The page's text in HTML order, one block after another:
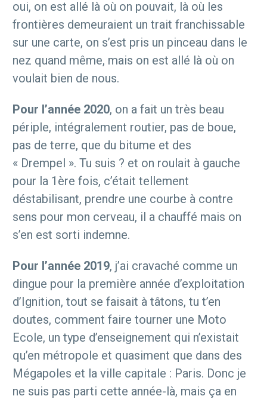
oui, on est allé là où on pouvait, là où les
frontières demeuraient un trait franchissable
sur une carte, on s’est pris un pinceau dans le
nez quand même, mais on est allé là où on
voulait bien de nous.
Pour l’année 2020, on a fait un très beau
périple, intégralement routier, pas de boue,
pas de terre, que du bitume et des
« Drempel ». Tu suis ? et on roulait à gauche
pour la 1ère fois, c’était tellement
déstabilisant, prendre une courbe à contre
sens pour mon cerveau, il a chauffé mais on
s’en est sorti indemne.
Pour l’année 2019, j’ai cravaché comme un
dingue pour la première année d’exploitation
d’Ignition, tout se faisait à tâtons, tu t’en
doutes, comment faire tourner une Moto
Ecole, un type d’enseignement qui n’existait
qu’en métropole et quasiment que dans des
Mégapoles et la ville capitale : Paris. Donc je
ne suis pas parti cette année-là, mais ça en